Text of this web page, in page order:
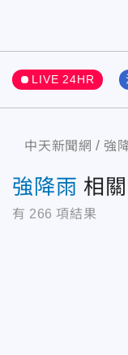
LIVE 24HR
中天新聞網 強
強降雨 相
有 266 項結果